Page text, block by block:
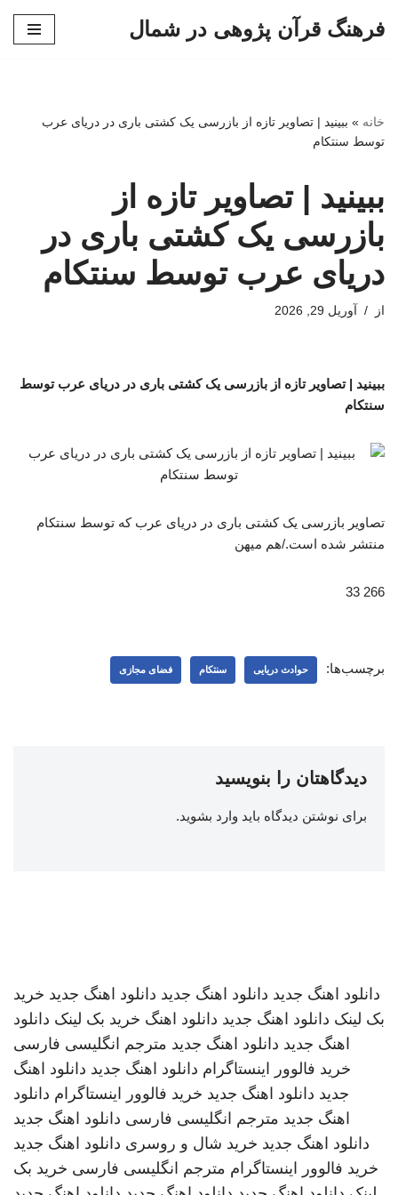
فرهنگ قرآن پژوهی در شمال
خانه » ببینید | تصاویر تازه از بازرسی یک کشتی باری در دریای عرب
توسط سنتکام
ببینید | تصاویر تازه از
بازرسی یک کشتی باری در
دریای عرب توسط سنتکام
از آوریل 29, 2026
ببینید | تصاویر تازه از بازرسی یک کشتی باری در دریای عرب توسط
سنتکام
تصاویر بازرسی یک کشتی باری در دریای عرب که توسط سنتکام
منتشر شده است./هم میهن
266 33
برچسب‌ها: حوادث دریایی سنتکام فضای مجازی
دیدگاهتان را بنویسید
برای نوشتن دیدگاه باید وارد بشوید.
دانلود اهنگ جدید دانلود اهنگ جدید دانلود اهنگ جدید خرید
بک لینک دانلود اهنگ جدید دانلود اهنگ خرید بک لینک دانلود
اهنگ جدید دانلود اهنگ جدید مترجم انگلیسی فارسی
خرید فالوور اینستاگرام دانلود اهنگ جدید دانلود اهنگ
جدید دانلود اهنگ جدید خرید فالوور اینستاگرام دانلود
اهنگ جدید مترجم انگلیسی فارسی دانلود اهنگ جدید
دانلود اهنگ جدید خرید شال و روسری دانلود اهنگ جدید
خرید فالوور اینستاگرام مترجم انگلیسی فارسی خرید بک